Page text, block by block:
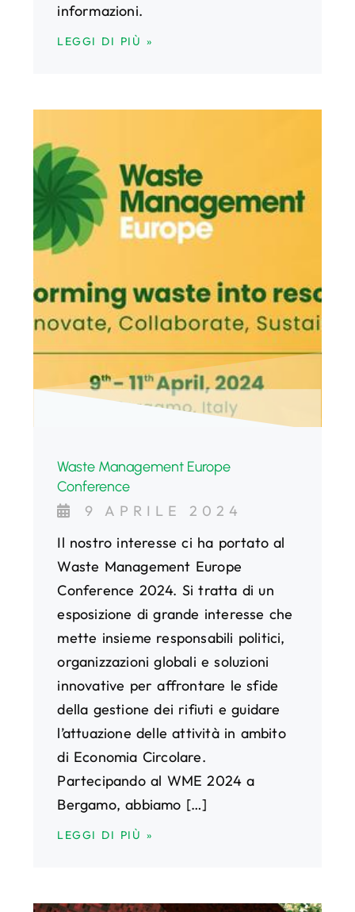
informazioni.
LEGGI DI PIÙ »
Waste Management Europe
Conference
9 APRILE 2024
Il nostro interesse ci ha portato al
Waste Management Europe
Conference 2024. Si tratta di un
esposizione di grande interesse che
mette insieme responsabili politici,
organizzazioni globali e soluzioni
innovative per affrontare le sfide
della gestione dei rifiuti e guidare
l’attuazione delle attività in ambito
di Economia Circolare.
Partecipando al WME 2024 a
Bergamo, abbiamo […]
LEGGI DI PIÙ »